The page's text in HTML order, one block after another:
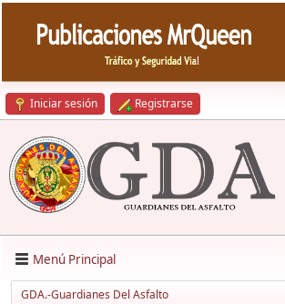
Iniciar sesión Registrarse
Menú Principal
GDA.-Guardianes Del Asfalto